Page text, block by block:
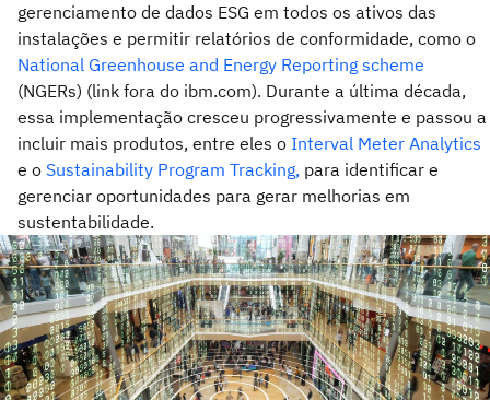
gerenciamento de dados ESG em todos os ativos das
instalações e permitir relatórios de conformidade, como o
National Greenhouse and Energy Reporting scheme
(NGERs) (link fora do ibm.com). Durante a última década,
essa implementação cresceu progressivamente e passou a
incluir mais produtos, entre eles o Interval Meter Analytics
e o Sustainability Program Tracking, para identificar e
gerenciar oportunidades para gerar melhorias em
sustentabilidade.